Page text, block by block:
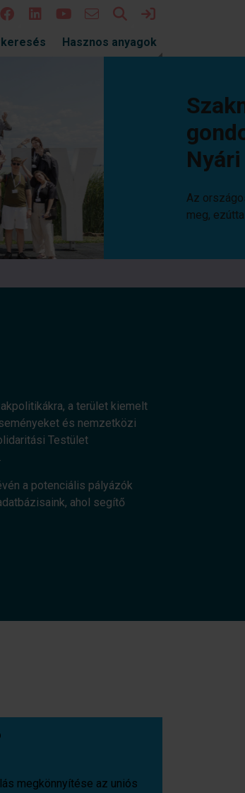
Keresés
Hasznos anyagok
a terület kiemelt
és nemzetközi
Testület
a potenciális pályázók
ahol segítő
megkönnyítése az uniós